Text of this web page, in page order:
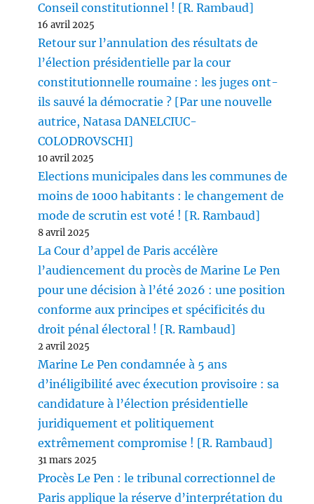
Conseil constitutionnel ! [R. Rambaud]
16 avril 2025
Retour sur l’annulation des résultats de
l’élection présidentielle par la cour
constitutionnelle roumaine : les juges ont-
ils sauvé la démocratie ? [Par une nouvelle
autrice, Natasa DANELCIUC-
COLODROVSCHI]
10 avril 2025
Elections municipales dans les communes de
moins de 1000 habitants : le changement de
mode de scrutin est voté ! [R. Rambaud]
8 avril 2025
La Cour d’appel de Paris accélère
l’audiencement du procès de Marine Le Pen
pour une décision à l’été 2026 : une position
conforme aux principes et spécificités du
droit pénal électoral ! [R. Rambaud]
2 avril 2025
Marine Le Pen condamnée à 5 ans
d’inéligibilité avec éxecution provisoire : sa
candidature à l’élection présidentielle
juridiquement et politiquement
extrêmement compromise ! [R. Rambaud]
31 mars 2025
Procès Le Pen : le tribunal correctionnel de
Paris applique la réserve d’interprétation du